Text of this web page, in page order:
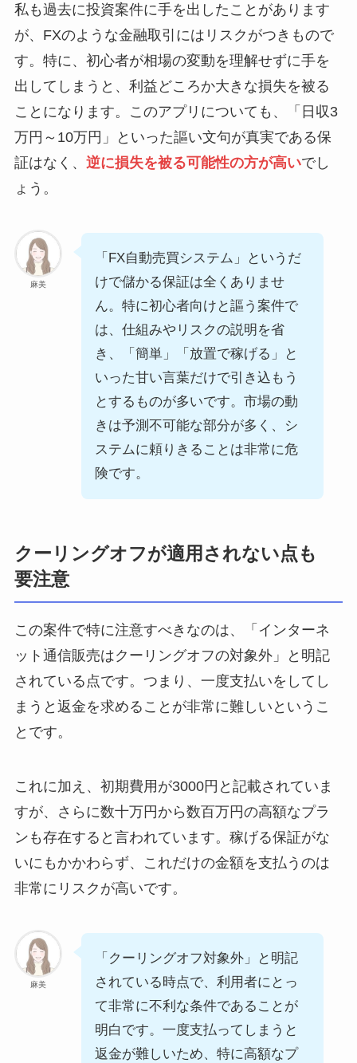
私も過去に投資案件に手を出したことがあります
が、FXのような金融取引にはリスクがつきもので
す。特に、初心者が相場の変動を理解せずに手を
出してしまうと、利益どころか大きな損失を被る
ことになります。このアプリについても、「日収3
万円～10万円」といった謳い文句が真実である保
証はなく、 逆に損失を被る可能性の方が高いでし
ょう。
麻美
「FX自動売買システム」というだ
けで儲かる保証は全くありませ
ん。特に初心者向けと謳う案件で
は、仕組みやリスクの説明を省
き、「簡単」「放置で稼げる」と
いった甘い言葉だけで引き込もう
とするものが多いです。市場の動
きは予測不可能な部分が多く、シ
ステムに頼りきることは非常に危
険です。
クーリングオフが適用されない点も
要注意
この案件で特に注意すべきなのは、「インターネ
ット通信販売はクーリングオフの対象外」と明記
されている点です。つまり、一度支払いをしてし
まうと返金を求めることが非常に難しいというこ
とです。
これに加え、初期費用が3000円と記載されていま
すが、さらに数十万円から数百万円の高額なプラ
ンも存在すると言われています。稼げる保証がな
いにもかかわらず、これだけの金額を支払うのは
非常にリスクが高いです。
麻美
「クーリングオフ対象外」と明記
されている時点で、利用者にとっ
て非常に不利な条件であることが
明白です。一度支払ってしまうと
返金が難しいため、特に高額なプ